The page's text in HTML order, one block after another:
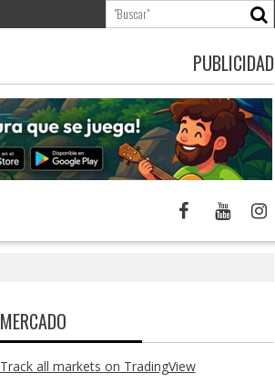
PUBLICIDAD
MERCADO
Track all markets on TradingView